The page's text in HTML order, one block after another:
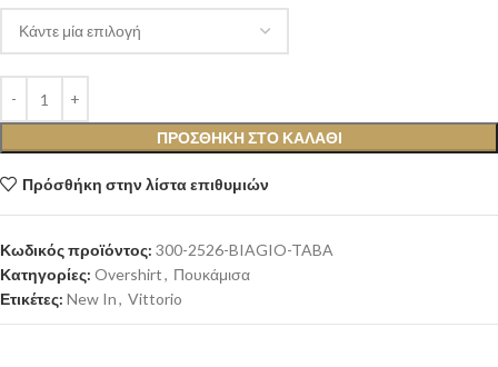
ΠΡΟΣΘΉΚΗ ΣΤΟ ΚΑΛΆΘΙ
Πρόσθήκη στην λίστα επιθυμιών
Κωδικός προϊόντος: 300-2526-BIAGIO-TABA
Κατηγορίες: Overshirt, Πουκάμισα
Ετικέτες: New In, Vittorio